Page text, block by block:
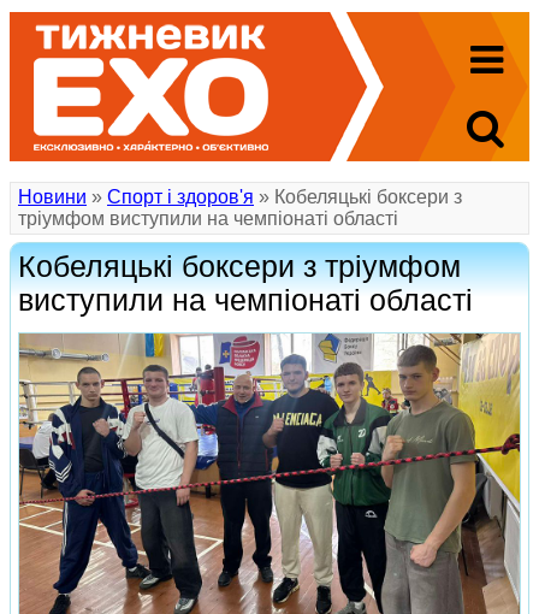
Новини » Спорт і здоров'я » Кобеляцькі боксери з
тріумфом виступили на чемпіонаті області
Кобеляцькі боксери з тріумфом
виступили на чемпіонаті області